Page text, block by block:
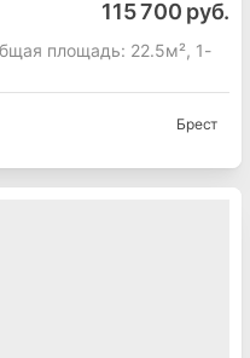
115 700 руб.
площадь: 22.5м², 1-
Брест